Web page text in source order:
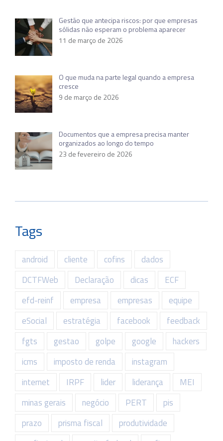
Gestão que antecipa riscos: por que empresas
sólidas não esperam o problema aparecer
11 de março de 2026
O que muda na parte legal quando a empresa
cresce
9 de março de 2026
Documentos que a empresa precisa manter
organizados ao longo do tempo
23 de fevereiro de 2026
Tags
android cliente cofins
dados
DCTFWeb
Declaração dicas
ECF
efd-reinf
empresa empresas
equipe
eSocial
estratégia facebook
feedback
fgts
gestao golpe google
hackers
icms
imposto de renda
instagram
internet
IRPF lider liderança
MEI
minas gerais
negócio PERT
pis
prazo
prisma fiscal
produtividade